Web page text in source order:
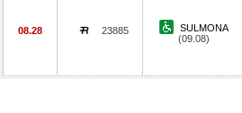
08.28 23885
SULMONA
(09.08)